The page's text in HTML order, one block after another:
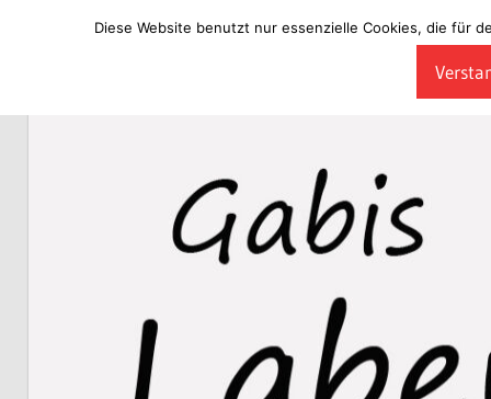
Diese Website benutzt nur essenzielle Cookies, die für